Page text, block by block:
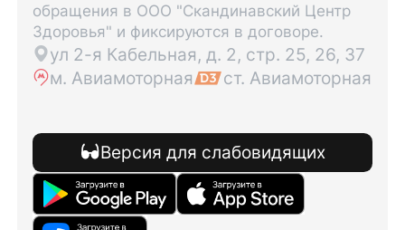
обращения в ООО "Скандинавский Центр
Здоровья" и фиксируются в договоре.
ул 2-я Кабельная, д. 2, стр. 25, 26, 37
м. Авиамоторная
ст. Авиамоторная
Версия для слабовидящих